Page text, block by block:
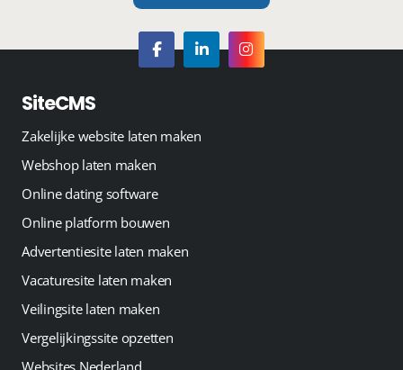
SiteCMS
Zakelijke website laten maken
Webshop laten maken
Online dating software
Online platform bouwen
Advertentiesite laten maken
Vacaturesite laten maken
Veilingsite laten maken
Vergelijkingssite opzetten